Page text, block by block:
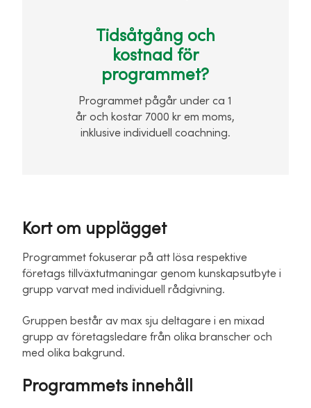
Tidsåtgång och
kostnad för
programmet?
Programmet pågår under ca 1
år och kostar 7000 kr em moms,
inklusive individuell coachning.
Kort om upplägget
Programmet fokuserar på att lösa respektive
företags tillväxtutmaningar genom kunskapsutbyte i
grupp varvat med individuell rådgivning.
Gruppen består av max sju deltagare i en mixad
grupp av företagsledare från olika branscher och
med olika bakgrund.
Programmets innehåll